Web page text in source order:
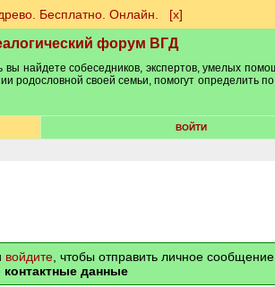
Бесплатно. Онлайн. [х]
форум ВГД
найдете собеседников, экспертов, умелых
родословной своей семьи, помогут определить
ВОЙТИ
войдите , чтобы отправить личное
контактные данные